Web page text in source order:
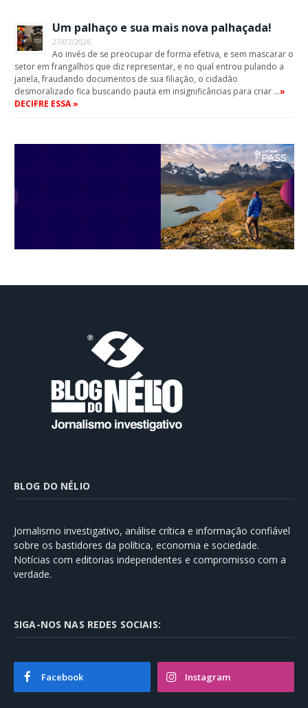
Um palhaço e sua mais nova palhaçada!
27/07/2026
Ao invés de se preocupar de forma efetiva, e sem mascarar o
setor em frangalhos que diz representar, e no qual entrou pulando a
janela, fraudando documentos de sua filiação, o cidadão
desmoralizado fica buscando pauta em insignificâncias para criar …»
DECIFRE ESSA »
BLOG DO NÉLIO
Jornalismo investigativo, análise crítica e informação confiável
sobre os bastidores da política, economia e sociedade.
Notícias com editorias independentes e compromisso com a
verdade.
SIGA-NOS NAS REDES SOCIAIS:
Facebook Instagram